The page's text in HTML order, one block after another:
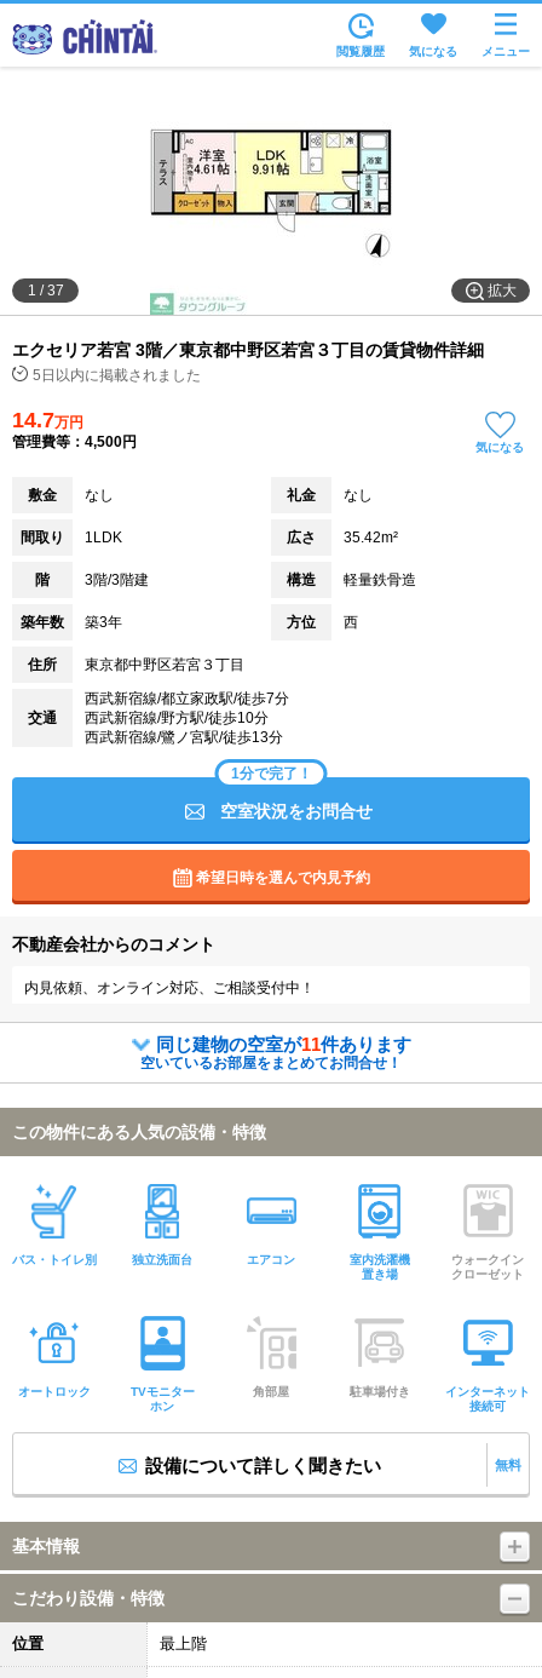
家賃相場から
通勤通学時間から
TOP
閲覧履歴 気になる メニュー
拡大
1 /37
エクセリア若宮 3階／東京都中野区若宮３丁目の賃貸物件詳細
5日以内に掲載されました
14.7万円
管理費等：4,500円
気になる
敷金 なし 礼金 なし
間取り 1LDK 広さ 35.42m²
階 3階/3階建 構造 軽量鉄骨造
築年数 築3年 方位 西
住所 東京都中野区若宮３丁目
交通
西武新宿線/都立家政駅/徒歩7分
西武新宿線/野方駅/徒歩10分
西武新宿線/鷺ノ宮駅/徒歩13分
1分で完了！
空室状況をお問合せ
希望日時を選んで内見予約
不動産会社からのコメント
内見依頼、オンライン対応、ご相談受付中！
同じ建物の空室が11件あります
空いているお部屋をまとめてお問合せ！
この物件にある人気の設備・特徴
バス・トイレ別 独立洗面台 エアコン
室内洗濯機
置き場
ウォークイン
クローゼット
オートロック
TVモニター
ホン
角部屋 駐車場付き
インターネット
接続可
設備について詳しく聞きたい 無料
基本情報
こだわり設備・特徴
位置 最上階